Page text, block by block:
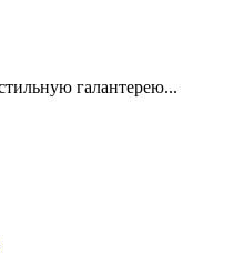
галантерею...